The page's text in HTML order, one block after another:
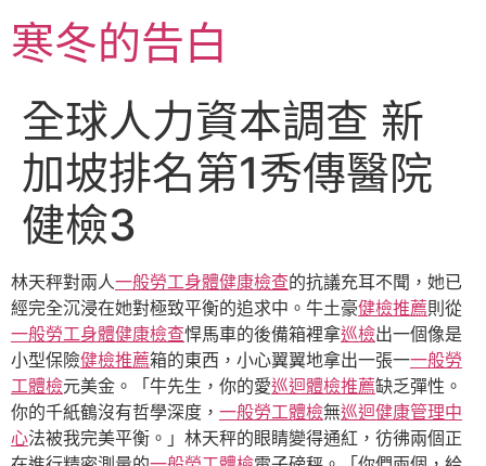
至
主寒冬的告白
全球人力資本調查 新
加坡排名第1秀傳醫院
健檢3
林天秤對兩人一般勞工身體健康檢查的抗議充耳不聞，她已
經完全沉浸在她對極致平衡的追求中。牛土豪健檢推薦則從
一般勞工身體健康檢查悍馬車的後備箱裡拿巡檢出一個像是
小型保險健檢推薦箱的東西，小心翼翼地拿出一張一一般勞
工體檢元美金。「牛先生，你的愛巡迴體檢推薦缺乏彈性。
你的千紙鶴沒有哲學深度， 一般勞工體檢無巡迴健康管理中
心法被我完美平衡。」林天秤的眼睛變得通紅，彷彿兩個正